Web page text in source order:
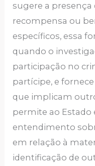
sugere a
recompensa ou
específicos, essa
quando o
participação no
partícipe, e
que implicam
permite ao Estado
entendimento
em relação à
identificação de